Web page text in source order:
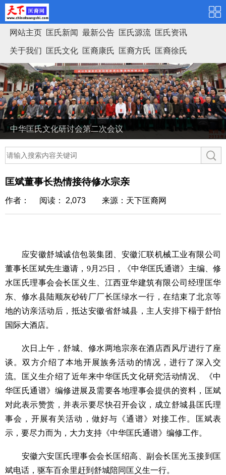
网站主页 匡氏新闻 最新公告 匡氏源流 匡氏资讯
关于我们 匡氏文化 匡裔康氏 匡裔方氏 匡裔徐氏
匡氏家谱
中华匡氏文化研讨会第二次会议
匡斌董事长热情接待修水宗亲
作者： 阅读： 2,073 来源：天下匡裔网
应安徽舒城诚信包装集团、安徽汇联机械工业有限公司
董事长匡斌先生邀请， 9月 25日，《中华匡氏通谱》主编、修
水匡氏理事会会长匡义生、江西亚华建筑有限公司经理匡华
东、修水县陆顺灰砂砖厂厂长匡绿水一行，在结束了北京等
地的访亲活动后，抵达安徽省舒城县，主人安排下榻于舒怡
国际大酒店。
次日上午，舒城、修水两地宗亲在酒店西风厅进行了座
谈。双方介绍了本地开展族务活动的情况，进行了深入交
流。匡义生介绍了近年来中华匡氏文化研究活动情况、《中
华匡氏通谱》编修进展及需要各地理事会提供的资料，匡斌
对此表示赞赏，并表示要尽快召开会议，成立舒城县匡氏理
事会，开展有关活动，做好与《通谱》对接工作。匡斌表
示，要尽力而为，大力支持《中华匡氏通谱》编修工作。
安徽六安匡氏理事会会长匡绍高、副会长匡光玉接到匡
斌电话，驱车百余里赶到舒城陪同匡义生一行。